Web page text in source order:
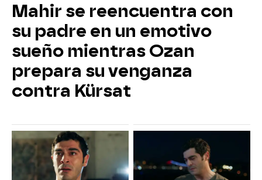
Mahir se reencuentra con
su padre en un emotivo
sueño mientras Ozan
prepara su venganza
contra Kürsat